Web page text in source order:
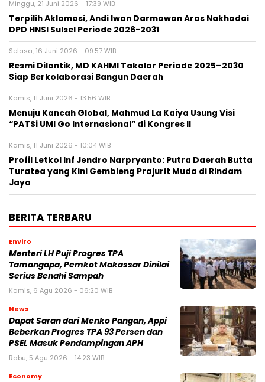
Minggu, 21 Juni 2026 - 17:39 WIB
Terpilih Aklamasi, Andi Iwan Darmawan Aras Nakhodai
DPD HNSI Sulsel Periode 2026-2031
Selasa, 16 Juni 2026 - 09:57 WIB
Resmi Dilantik, MD KAHMI Takalar Periode 2025–2030
Siap Berkolaborasi Bangun Daerah
Kamis, 11 Juni 2026 - 13:56 WIB
Menuju Kancah Global, Mahmud La Kaiya Usung Visi
“PATSi UMI Go Internasional” di Kongres II
Kamis, 11 Juni 2026 - 10:04 WIB
Profil Letkol Inf Jendro Narpryanto: Putra Daerah Butta
Turatea yang Kini Gembleng Prajurit Muda di Rindam
Jaya
BERITA TERBARU
Enviro
Menteri LH Puji Progres TPA
Tamangapa, Pemkot Makassar Dinilai
Serius Benahi Sampah
Kamis, 6 Agu 2026 - 06:20 WIB
News
Dapat Saran dari Menko Pangan, Appi
Beberkan Progres TPA 93 Persen dan
PSEL Masuk Pendampingan APH
Rabu, 5 Agu 2026 - 14:23 WIB
Economy